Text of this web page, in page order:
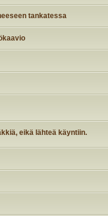
tankatessa
eikä lähteä käyntiin.